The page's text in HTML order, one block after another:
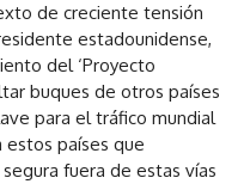
de creciente tensión
estadounidense,
del ‘Proyecto
buques de otros países
para el tráfico mundial
estos países que
fuera de estas vías